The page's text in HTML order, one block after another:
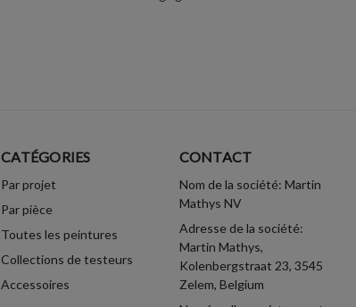
CATÉGORIES
Par projet
Par pièce
Toutes les peintures
Collections de testeurs
Accessoires
CONTACT
Nom de la société: Martin
Mathys NV
Adresse de la société:
Martin Mathys,
Kolenbergstraat 23, 3545
Zelem, Belgium